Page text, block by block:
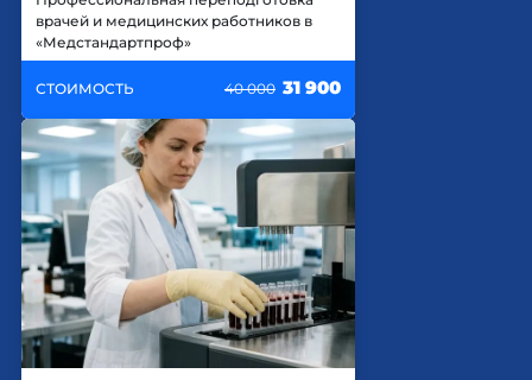
врачей и медицинских работников в
«Медстандартпроф»
СТОИМОСТЬ 40 000 31 900